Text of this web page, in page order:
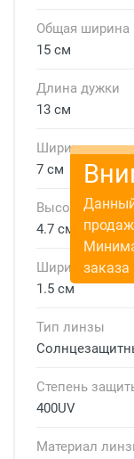
Общая ширина
15 см
Длина дужки
13 см
Ширина линзы
7 см
Высота линзы
4.7 см
Ширина
1.5 см
Тип линзы
Степень
400UV
Материал
заказа